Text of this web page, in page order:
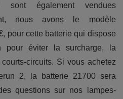
sont également vendues
nous avons le modèle
pour cette batterie qui dispose
pour éviter la surcharge, la
circuits. Si vous achetez
2, la batterie 21700 sera
questions sur nos lampes-